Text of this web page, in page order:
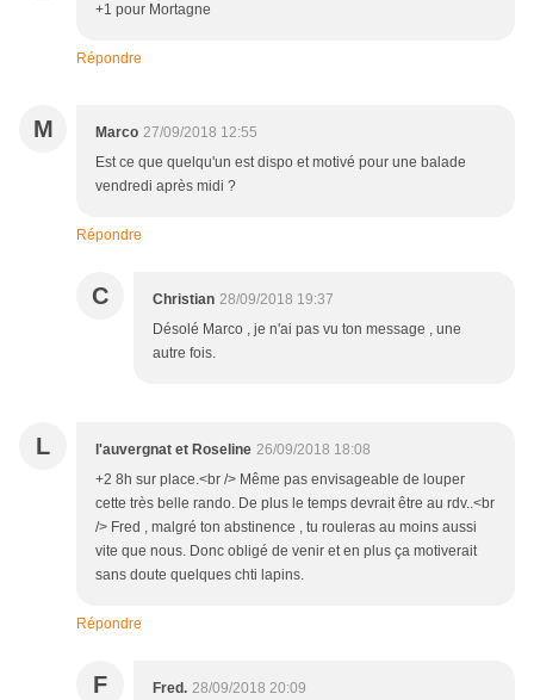
+1 pour Mortagne
Répondre
M Marco 27/09/2018 12:55
Est ce que quelqu'un est dispo et motivé pour une balade
vendredi après midi ?
Répondre
C Christian 28/09/2018 19:37
Désolé Marco , je n'ai pas vu ton message , une
autre fois.
L l'auvergnat et Roseline 26/09/2018 18:08
+2 8h sur place.<br /> Même pas envisageable de louper
cette très belle rando. De plus le temps devrait être au rdv..<br
/> Fred , malgré ton abstinence , tu rouleras au moins aussi
vite que nous. Donc obligé de venir et en plus ça motiverait
sans doute quelques chti lapins.
Répondre
F Fred. 28/09/2018 20:09